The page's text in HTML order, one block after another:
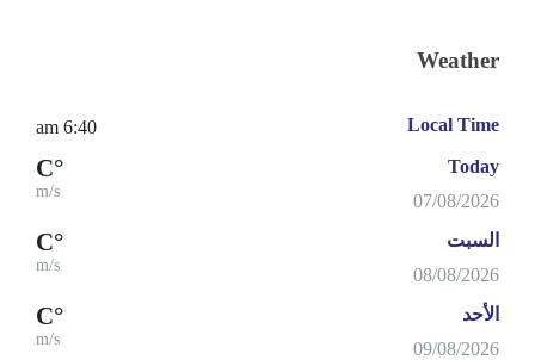
Weather
Local Time
6:40 am
Today
07/08/2026
°C
m/s
السبت
08/08/2026
°C
m/s
الأحد
09/08/2026
°C
m/s